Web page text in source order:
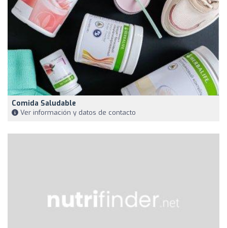
Comida Saludable
Ver información y datos de contacto